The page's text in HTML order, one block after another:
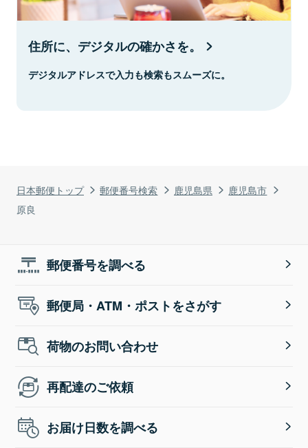
日本郵便トップ 郵便番号検索 鹿児島県
鹿児島市
原良
住所に、デジタルの確かさを。
デジタルアドレスで入力も検索もスムーズに。
郵便番号を調べる
郵便局・ATM・ポストをさがす
荷物のお問い合わせ
再配達のご依頼
お届け日数を調べる